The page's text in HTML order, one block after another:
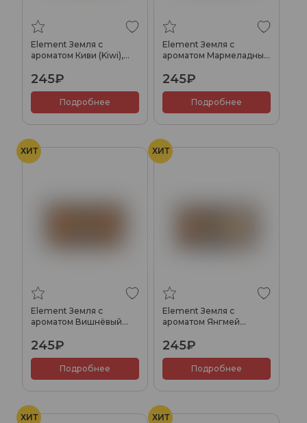
Element Земля с
ароматом Киви (Kiwi),
245₽
Подробнее
Element Земля с
ароматом Мармеладные
25гр.
245₽
Подробнее
ХИТ
Вишня с холодком
Element Земля с
ароматом Вишнёвый
245₽
Подробнее
ХИТ
Element Земля с
ароматом Янгмей
245₽
Подробнее
ХИТ ХИТ